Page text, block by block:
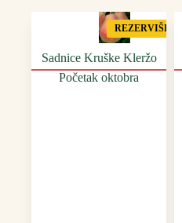
REZERVIŠI
Sadnice Kruške Kleržo
Početak oktobra